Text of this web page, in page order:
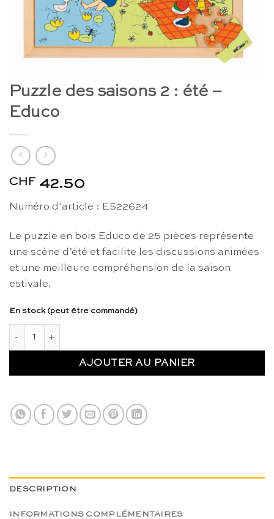
Puzzle des saisons 2 : été –
Educo
CHF 42.50
Numéro d’article : E522624
Le puzzle en bois Educo de 25 pièces représente
une scène d’été et facilite les discussions animées
et une meilleure compréhension de la saison
estivale.
En stock (peut être commandé)
AJOUTER AU PANIER
DESCRIPTION
INFORMATIONS COMPLÉMENTAIRES